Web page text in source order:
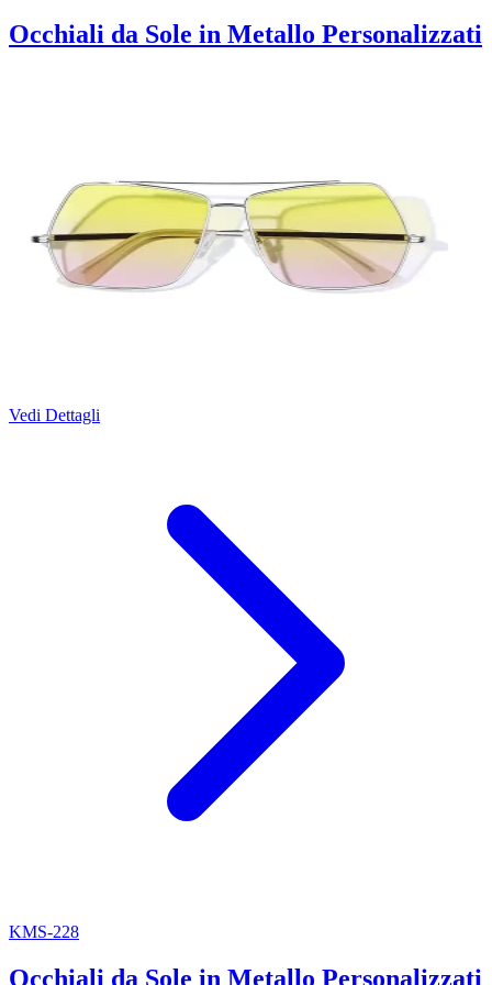
Occhiali da Sole in Metallo Personalizzati
Vedi Dettagli
KMS-228
Occhiali da Sole in Metallo Personalizzati